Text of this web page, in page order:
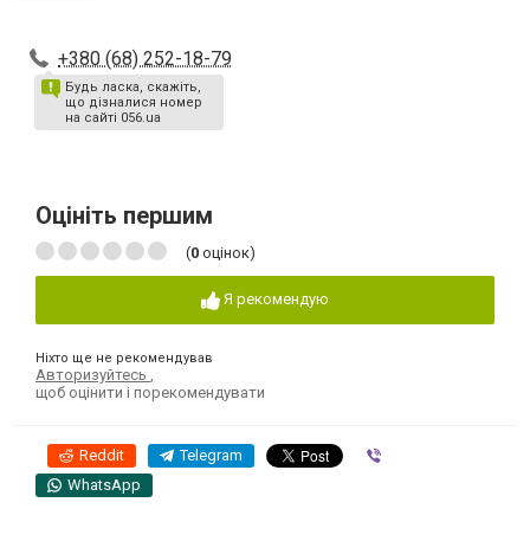
+380 (68) 252-18-79
Будь ласка, скажіть,
що дізналися номер
на сайті 056.ua
Оцініть першим
(0 оцінок)
Я рекомендую
Ніхто ще не рекомендував
Авторизуйтесь
щоб оцінити і порекомендувати
Reddit Telegram
WhatsApp